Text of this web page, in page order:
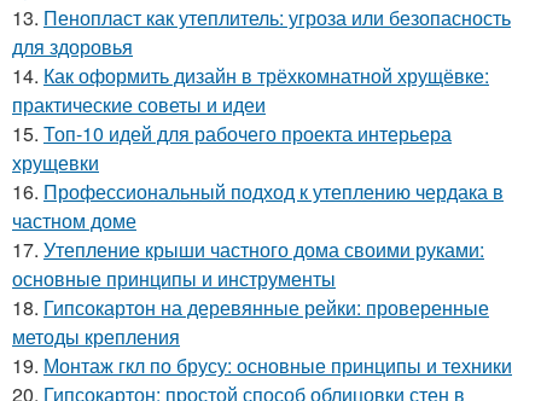
13. Пенопласт как утеплитель: угроза или безопасность
для здоровья
14. Как оформить дизайн в трёхкомнатной хрущёвке:
практические советы и идеи
15. Топ-10 идей для рабочего проекта интерьера
хрущевки
16. Профессиональный подход к утеплению чердака в
частном доме
17. Утепление крыши частного дома своими руками:
основные принципы и инструменты
18. Гипсокартон на деревянные рейки: проверенные
методы крепления
19. Монтаж гкл по брусу: основные принципы и техники
20. Гипсокартон: простой способ облицовки стен в